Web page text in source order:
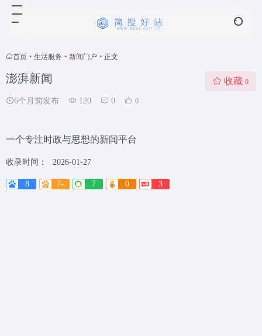
首页 • 生活服务 • 新闻门户 • 正文
澎湃新闻
6个月前发布 120 0 0
收藏 0
一个专注时政与思想的新闻平台
收录时间： 2026-01-27
8 7- 7 0 3